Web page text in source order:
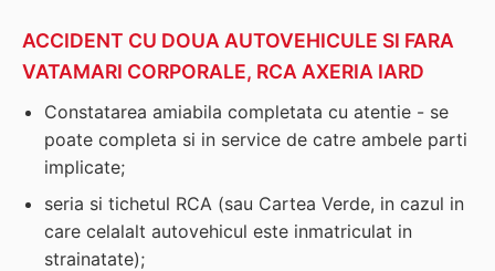
ACCIDENT CU DOUA AUTOVEHICULE SI FARA
VATAMARI CORPORALE, RCA AXERIA IARD
Constatarea amiabila completata cu atentie - se
poate completa si in service de catre ambele parti
implicate;
seria si tichetul RCA (sau Cartea Verde, in cazul in
care celalalt autovehicul este inmatriculat in
strainatate);